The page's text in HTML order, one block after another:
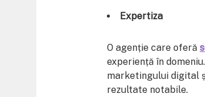
Expertiza
O agenție care oferă
experiență în
marketingului digital
rezultate notabile.